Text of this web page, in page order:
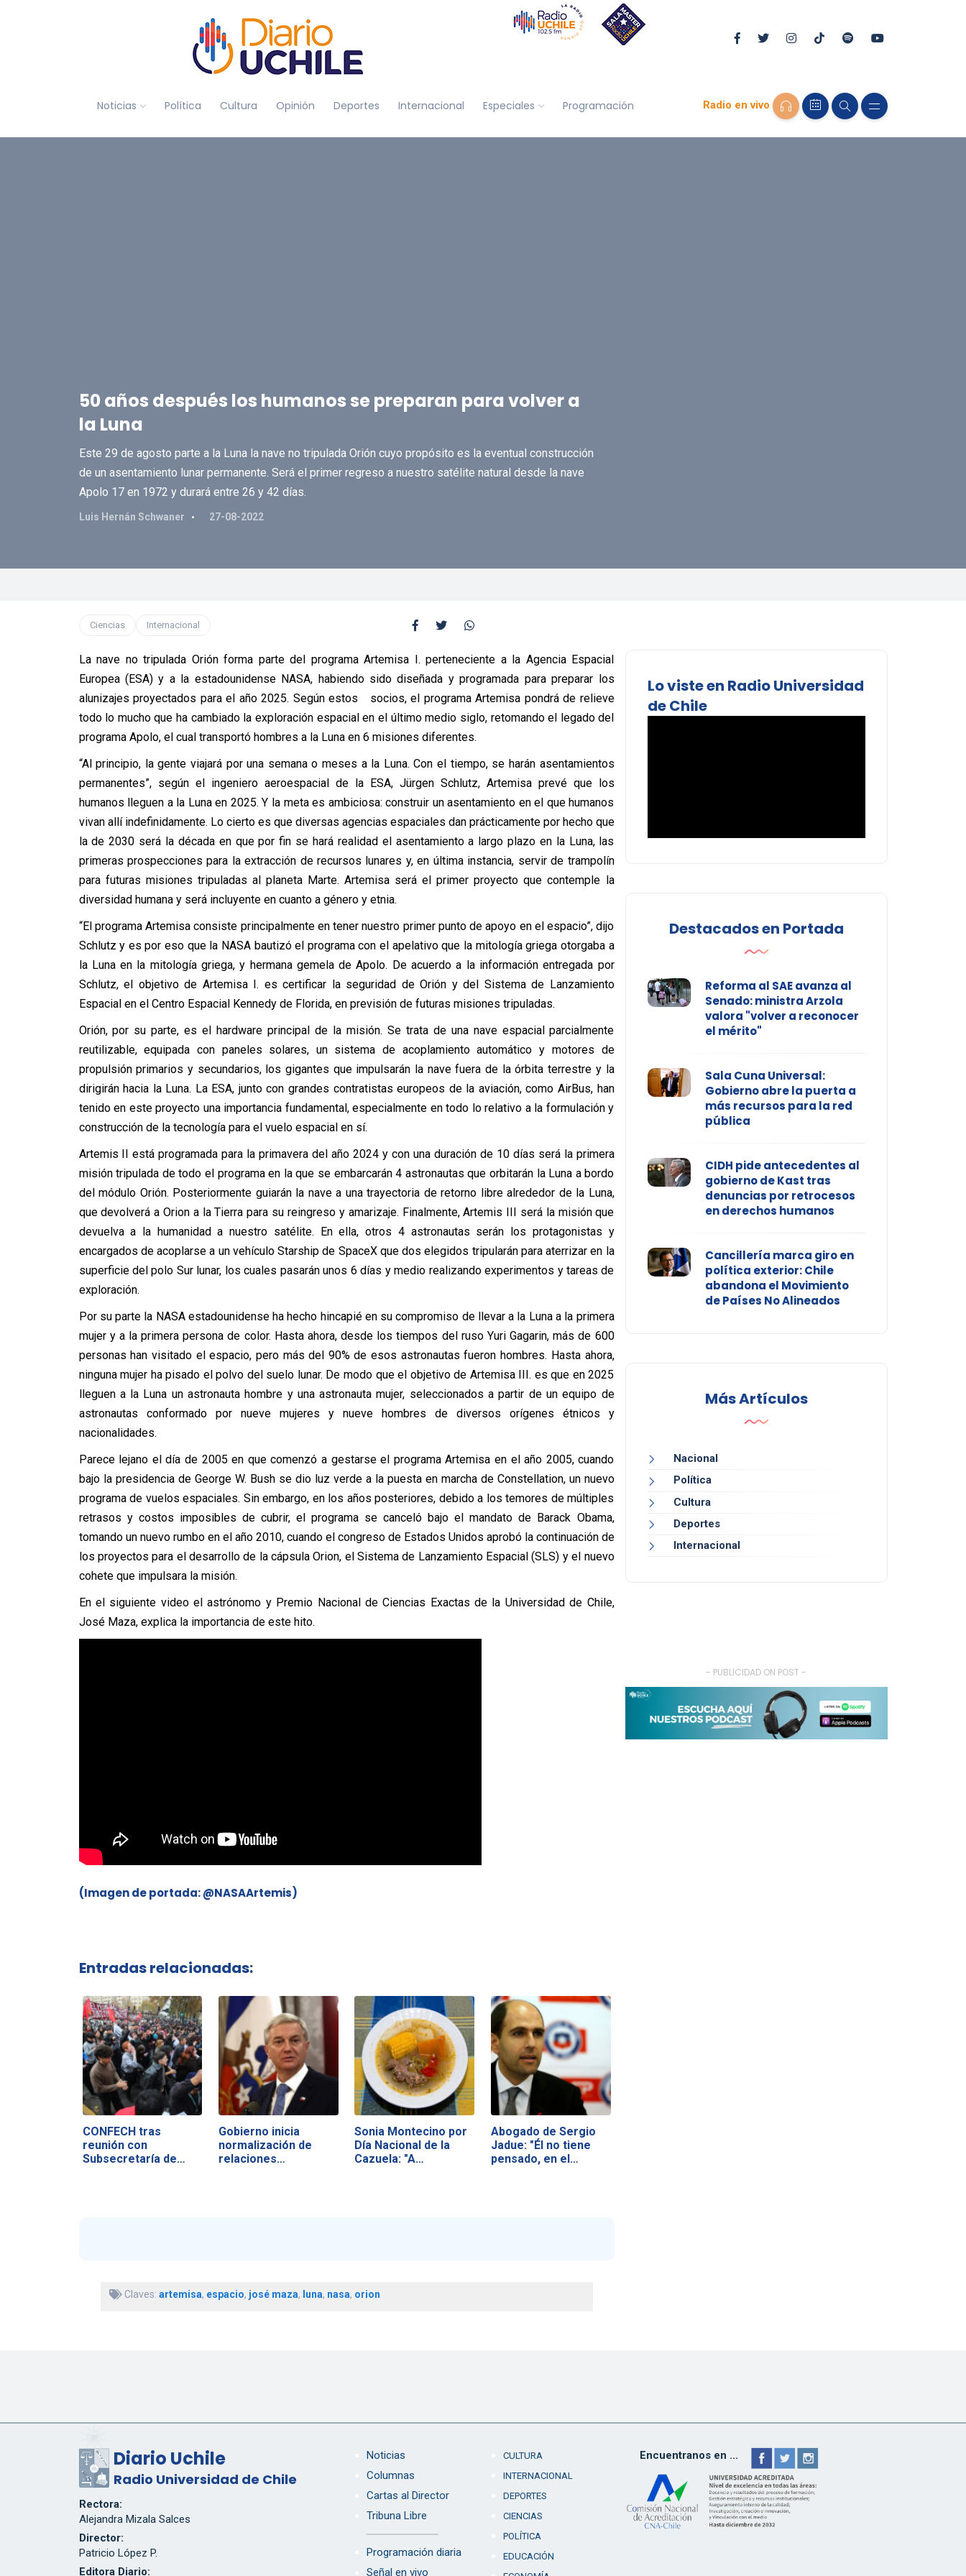
Noticias Política Cultura Opinión Deportes Internacional Especiales Programación Radio en vivo
50 años después los humanos se preparan para volver a
la Luna
Este 29 de agosto parte a la Luna la nave no tripulada Orión cuyo propósito es la eventual construcción
de un asentamiento lunar permanente. Será el primer regreso a nuestro satélite natural desde la nave
Apolo 17 en 1972 y durará entre 26 y 42 días.
Luis Hernán Schwaner 27-08-2022
Ciencias Internacional
La nave no tripulada Orión forma parte del programa Artemisa I. perteneciente a la Agencia Espacial
Europea (ESA) y a la estadounidense NASA, habiendo sido diseñada y programada para preparar los
alunizajes proyectados para el año 2025. Según estos socios, el programa Artemisa pondrá de relieve
todo lo mucho que ha cambiado la exploración espacial en el último medio siglo, retomando el legado del
programa Apolo, el cual transportó hombres a la Luna en 6 misiones diferentes.
“Al principio, la gente viajará por una semana o meses a la Luna. Con el tiempo, se harán asentamientos
permanentes”, según el ingeniero aeroespacial de la ESA, Jürgen Schlutz, Artemisa prevé que los
humanos lleguen a la Luna en 2025. Y la meta es ambiciosa: construir un asentamiento en el que humanos
vivan allí indefinidamente. Lo cierto es que diversas agencias espaciales dan prácticamente por hecho que
la de 2030 será la década en que por fin se hará realidad el asentamiento a largo plazo en la Luna, las
primeras prospecciones para la extracción de recursos lunares y, en última instancia, servir de trampolín
para futuras misiones tripuladas al planeta Marte. Artemisa será el primer proyecto que contemple la
diversidad humana y será incluyente en cuanto a género y etnia.
“El programa Artemisa consiste principalmente en tener nuestro primer punto de apoyo en el espacio”, dijo
Schlutz y es por eso que la NASA bautizó el programa con el apelativo que la mitología griega otorgaba a
la Luna en la mitología griega, y hermana gemela de Apolo. De acuerdo a la información entregada por
Schlutz, el objetivo de Artemisa I. es certificar la seguridad de Orión y del Sistema de Lanzamiento
Espacial en el Centro Espacial Kennedy de Florida, en previsión de futuras misiones tripuladas.
Orión, por su parte, es el hardware principal de la misión. Se trata de una nave espacial parcialmente
reutilizable, equipada con paneles solares, un sistema de acoplamiento automático y motores de
propulsión primarios y secundarios, los gigantes que impulsarán la nave fuera de la órbita terrestre y la
dirigirán hacia la Luna. La ESA, junto con grandes contratistas europeos de la aviación, como AirBus, han
tenido en este proyecto una importancia fundamental, especialmente en todo lo relativo a la formulación y
construcción de la tecnología para el vuelo espacial en sí.
Artemis II está programada para la primavera del año 2024 y con una duración de 10 días será la primera
misión tripulada de todo el programa en la que se embarcarán 4 astronautas que orbitarán la Luna a bordo
del módulo Orión. Posteriormente guiarán la nave a una trayectoria de retorno libre alrededor de la Luna,
que devolverá a Orion a la Tierra para su reingreso y amarizaje. Finalmente, Artemis III será la misión que
devuelva a la humanidad a nuestro satélite. En ella, otros 4 astronautas serán los protagonistas y
encargados de acoplarse a un vehículo Starship de SpaceX que dos elegidos tripularán para aterrizar en la
superficie del polo Sur lunar, los cuales pasarán unos 6 días y medio realizando experimentos y tareas de
exploración.
Por su parte la NASA estadounidense ha hecho hincapié en su compromiso de llevar a la Luna a la primera
mujer y a la primera persona de color. Hasta ahora, desde los tiempos del ruso Yuri Gagarin, más de 600
personas han visitado el espacio, pero más del 90% de esos astronautas fueron hombres. Hasta ahora,
ninguna mujer ha pisado el polvo del suelo lunar. De modo que el objetivo de Artemisa III. es que en 2025
lleguen a la Luna un astronauta hombre y una astronauta mujer, seleccionados a partir de un equipo de
astronautas conformado por nueve mujeres y nueve hombres de diversos orígenes étnicos y
nacionalidades.
Parece lejano el día de 2005 en que comenzó a gestarse el programa Artemisa en el año 2005, cuando
bajo la presidencia de George W. Bush se dio luz verde a la puesta en marcha de Constellation, un nuevo
programa de vuelos espaciales. Sin embargo, en los años posteriores, debido a los temores de múltiples
retrasos y costos imposibles de cubrir, el programa se canceló bajo el mandato de Barack Obama,
tomando un nuevo rumbo en el año 2010, cuando el congreso de Estados Unidos aprobó la continuación de
los proyectos para el desarrollo de la cápsula Orion, el Sistema de Lanzamiento Espacial (SLS) y el nuevo
cohete que impulsara la misión.
En el siguiente video el astrónomo y Premio Nacional de Ciencias Exactas de la Universidad de Chile,
José Maza, explica la importancia de este hito.
(Imagen de portada: @NASAArtemis)
Entradas relacionadas:
CONFECH tras
reunión con
Subsecretaría de
Gobierno inicia
normalización de
relaciones…
Sonia Montecino por
Día Nacional de la
Cazuela: "A…
Abogado de Sergio
Jadue: "Él no tiene
pensado, en el…
Claves: artemisa, espacio, josé maza, luna, nasa, orion
Lo viste en Radio Universidad
de Chile
Destacados en Portada
Reforma al SAE avanza al
Senado: ministra Arzola
valora "volver a reconocer
el mérito"
Sala Cuna Universal:
Gobierno abre la puerta a
más recursos para la red
pública
CIDH pide antecedentes al
gobierno de Kast tras
denuncias por retrocesos
en derechos humanos
Cancillería marca giro en
política exterior: Chile
abandona el Movimiento
de Países No Alineados
Más Artículos
Nacional
Política
Cultura
Deportes
Internacional
- PUBLICIDAD ON POST -
Diario Uchile
Radio Universidad de Chile
Rectora:
Alejandra Mizala Salces
Director:
Patricio López P.
Editora Diario:
Noticias
Columnas
Cartas al Director
Tribuna Libre
Programación diaria
Señal en vivo
CULTURA
INTERNACIONAL
DEPORTES
CIENCIAS
POLÍTICA
EDUCACIÓN
Encuentranos en ...